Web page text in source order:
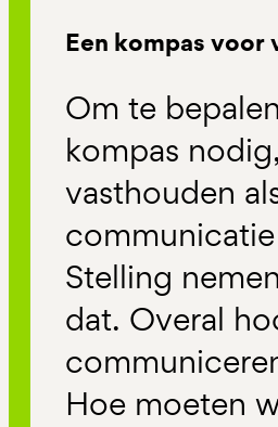
Een kompas
Om te
kompas
vasthouden
Stelling
dat. Overal
Hoe moeten